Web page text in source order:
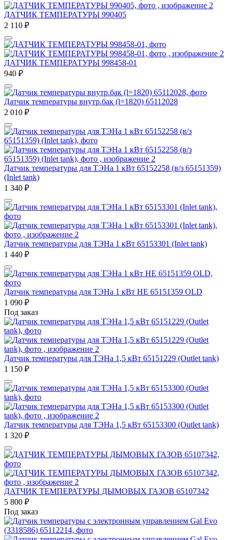
ДАТЧИК ТЕМПЕРАТУРЫ 990405
2 110 ₽
ДАТЧИК ТЕМПЕРАТУРЫ 998458-01
940 ₽
Датчик температуры внутр.бак (l=1820) 65112028
2 010 ₽
Датчик температуры для ТЭНа 1 кВт 65152258 (в/з 65151359)
(Inlet tank)
1 340 ₽
Датчик температуры для ТЭНа 1 кВт 65153301 (Inlet tank)
1 440 ₽
Датчик температуры для ТЭНа 1 кВт HE 65151359 OLD
1 090 ₽
Под заказ
Датчик температуры для ТЭНа 1,5 кВт 65151229 (Outlet tank)
1 150 ₽
Датчик температуры для ТЭНа 1,5 кВт 65153300 (Outlet tank)
1 320 ₽
ДАТЧИК ТЕМПЕРАТУРЫ ДЫМОВЫХ ГАЗОВ 65107342
5 800 ₽
Под заказ